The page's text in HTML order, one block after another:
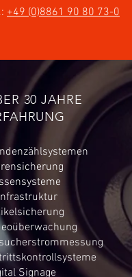
+49 (0)8861 90 80 73-0
30 JAHRE
Signage